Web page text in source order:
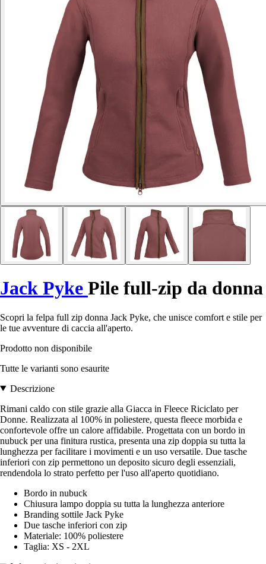
Jack Pyke Pile full-zip da donna
Scopri la felpa full zip donna Jack Pyke, che unisce comfort e stile per
le tue avventure di caccia all'aperto.
Prodotto non disponibile
Tutte le varianti sono esaurite
Descrizione
Rimani caldo con stile grazie alla Giacca in Fleece Riciclato per
Donne. Realizzata al 100% in poliestere, questa fleece morbida e
confortevole offre un calore affidabile. Progettata con un bordo in
nubuck per una finitura rustica, presenta una zip doppia su tutta la
lunghezza per facilitare i movimenti e un uso versatile. Due tasche
inferiori con zip permettono un deposito sicuro degli essenziali,
rendendola lo strato perfetto per l'uso all'aperto quotidiano.
Bordo in nubuck
Chiusura lampo doppia su tutta la lunghezza anteriore
Branding sottile Jack Pyke
Due tasche inferiori con zip
Materiale: 100% poliestere
Taglia: XS - 2XL